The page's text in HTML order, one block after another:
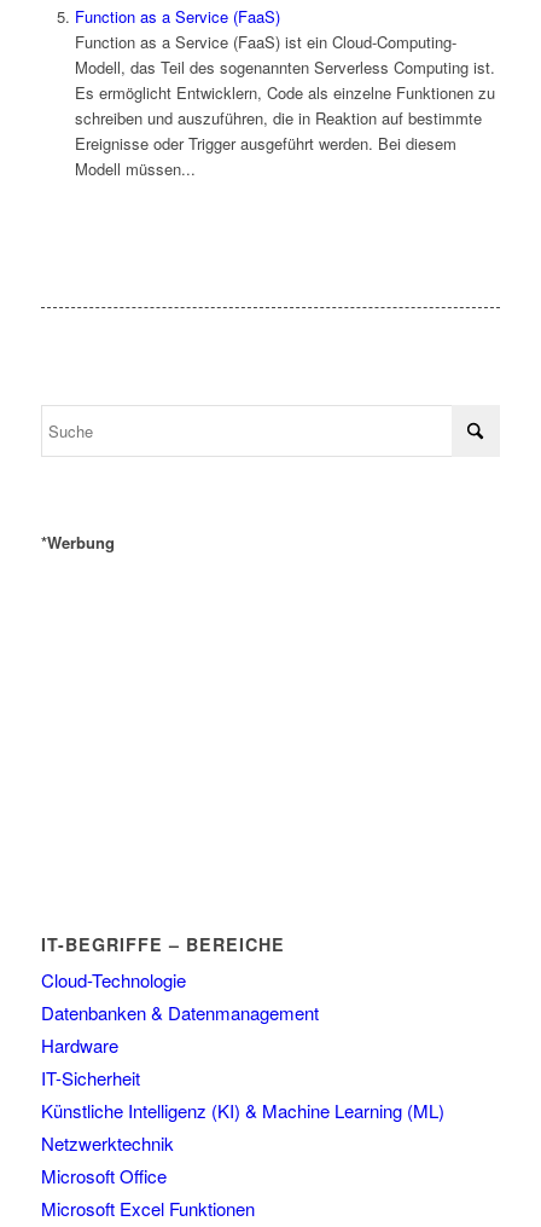
Function as a Service (FaaS)
Function as a Service (FaaS) ist ein Cloud-Computing-
Modell, das Teil des sogenannten Serverless Computing ist.
Es ermöglicht Entwicklern, Code als einzelne Funktionen zu
schreiben und auszuführen, die in Reaktion auf bestimmte
Ereignisse oder Trigger ausgeführt werden. Bei diesem
Modell müssen...
*Werbung
IT-BEGRIFFE – BEREICHE
Cloud-Technologie
Datenbanken & Datenmanagement
Hardware
IT-Sicherheit
Künstliche Intelligenz (KI) & Machine Learning (ML)
Netzwerktechnik
Microsoft Office
Microsoft Excel Funktionen